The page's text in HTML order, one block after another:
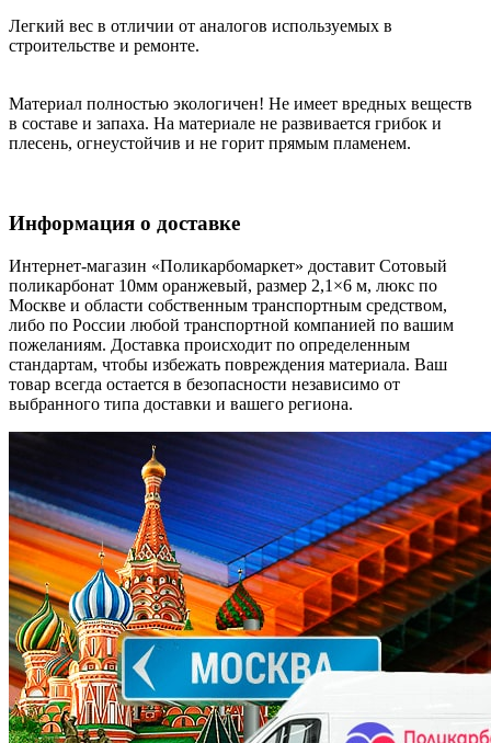
Легкий вес в отличии от аналогов используемых в
строительстве и ремонте.
Материал полностью экологичен! Не имеет вредных веществ
в составе и запаха. На материале не развивается грибок и
плесень, огнеустойчив и не горит прямым пламенем.
Информация о доставке
Интернет-магазин «Поликарбомаркет» доставит Сотовый
поликарбонат 10мм оранжевый, размер 2,1×6 м, люкс по
Москве и области собственным транспортным средством,
либо по России любой транспортной компанией по вашим
пожеланиям. Доставка происходит по определенным
стандартам, чтобы избежать повреждения материала. Ваш
товар всегда остается в безопасности независимо от
выбранного типа доставки и вашего региона.